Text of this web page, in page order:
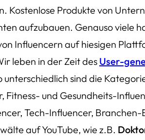
Produkte von
aufzubauen. Genauso viele
Influencern auf hiesigen
leben in der Zeit desUser-
sind die
und Gesundheits-
Tech-Influencer,
auf YouTube, wie z.B.